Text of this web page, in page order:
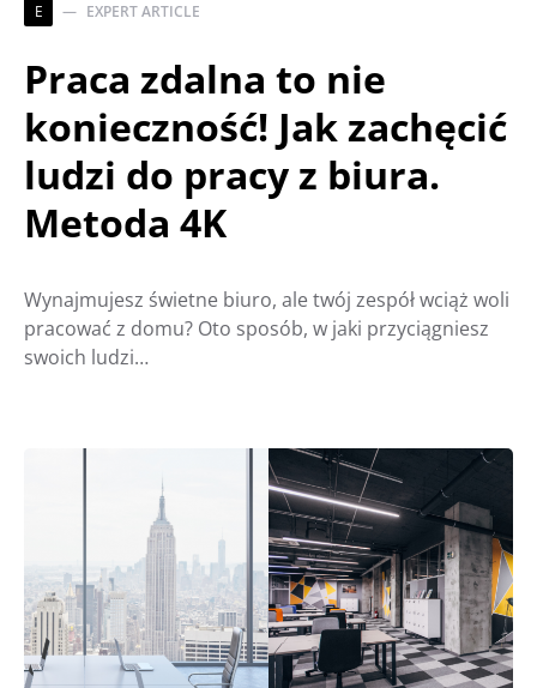
E EXPERT ARTICLE
Praca zdalna to nie
konieczność! Jak zachęcić
ludzi do pracy z biura.
Metoda 4K
Wynajmujesz świetne biuro, ale twój zespół wciąż woli
pracować z domu? Oto sposób, w jaki przyciągniesz
swoich ludzi…